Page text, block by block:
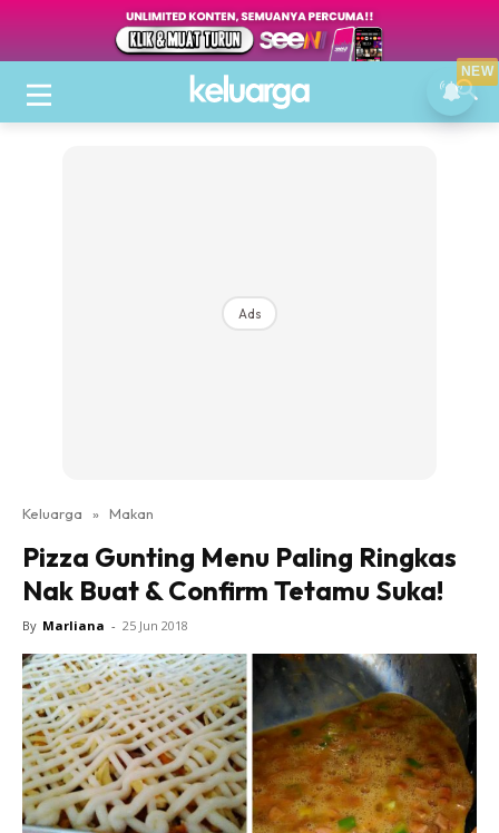
Ads
Keluarga » Makan
Pizza Gunting Menu Paling Ringkas
Nak Buat & Confirm Tetamu Suka!
By Marliana - 25 Jun 2018
NEW